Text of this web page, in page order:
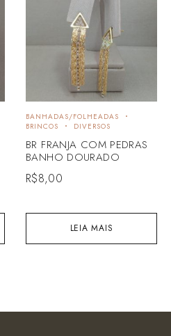
LEIA MAIS
BANHADAS/FOLHEADAS
BRINCOS
DIVERSOS
BR FRANJA COM PEDRAS
BANHO DOURADO
R$8,00